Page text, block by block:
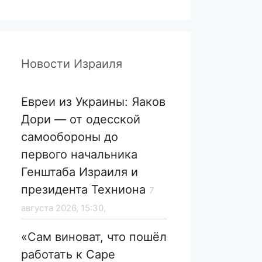
Новости Израиля
Евреи из Украины: Яаков
Дори — от одесской
самообороны до
первого начальника
Генштаба Израиля и
президента Техниона 7
августа 2026, 15:30,
«Сам виноват, что пошёл
работать к Саре